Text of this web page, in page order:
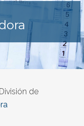
División de